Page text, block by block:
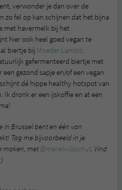
verwonder je dan over de
zo fel op kan schijnen dat het bijna
met havermelk bij het
hier ook heel goed vegan te
biertje bij Moeder Lambic.
gefermenteerd biertje met
gezond sapje en/of een vegan
dé hippe healthy hotspot van
dronk er een ijskoffie en at een
in Brussel bent en één van
Tag me bijvoorbeeld in je
maken, met@merelwildschut. Vind